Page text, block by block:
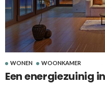
WONEN WOONKAMER
Een energiezuinig